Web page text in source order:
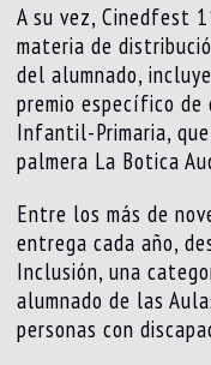
A su vez, Cinedfest
materia de
del alumnado,
premio específico
Infantil-Primaria,
palmera La Botica
Entre los más de
entrega cada año,
Inclusión, una
alumnado de las
personas con